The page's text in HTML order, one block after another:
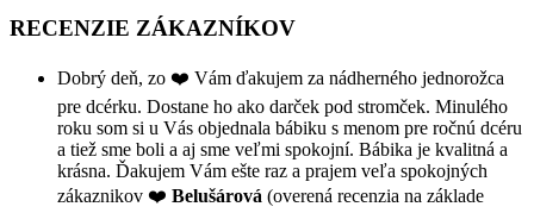
RECENZIE ZÁKAZNÍKOV
Dobrý deň, zo ❤️ Vám ďakujem za nádherného jednorožca
pre dcérku. Dostane ho ako darček pod stromček. Minulého
roku som si u Vás objednala bábiku s menom pre ročnú dcéru
a tiež sme boli a aj sme veľmi spokojní. Bábika je kvalitná a
krásna. Ďakujem Vám ešte raz a prajem veľa spokojných
zákaznikov ❤️ Belušárová (overená recenzia na základe